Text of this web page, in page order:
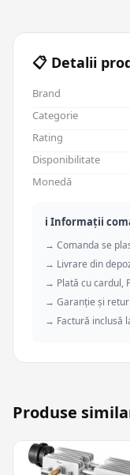
📋 Detalii
Brand
Categorie
Rating
Disponibilitate
Monedă
ℹ️ Informații
→ Comanda se
→ Livrare din
→ Plată cu cardul,
→ Garanție și retur
→ Factură inclusă
Produse